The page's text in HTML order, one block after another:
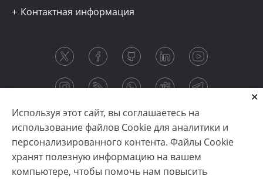
Используя этот сайт, вы соглашаетесь на
использование файлов Cookie для аналитики и
персонализированного контента. Файлы Cookie
хранят полезную информацию на вашем
компьютере, чтобы помочь нам повысить
Контактная информация